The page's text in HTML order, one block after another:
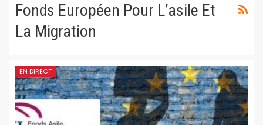
Fonds Européen Pour L’asile Et
La Migration
EN DIRECT